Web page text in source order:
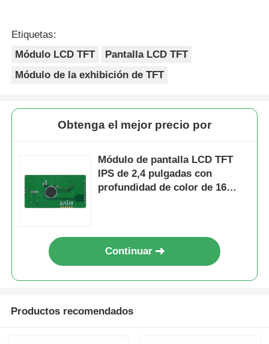
Etiquetas:
Módulo LCD TFT
Pantalla LCD TFT
Módulo de la exhibición de TFT
Obtenga el mejor precio por
Módulo de pantalla LCD TFT
IPS de 2,4 pulgadas con
profundidad de color de 16
Continuar
Productos recomendados